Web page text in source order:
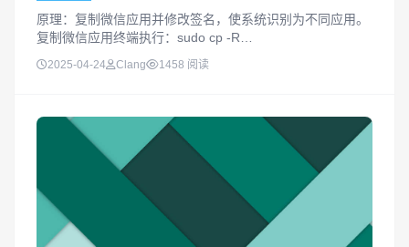
原理：复制微信应用并修改签名，使系统识别为不同应用。
复制微信应用终端执行：sudo cp -R
/Applications/WeChat.app /Applications/WeChat2.app修改
Bundle ID防止微信检测为...
2025-04-24 Clang 1458 阅读